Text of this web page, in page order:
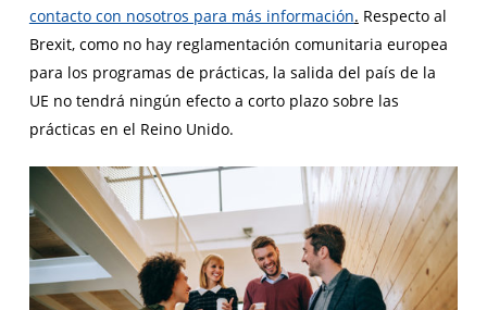
contacto con nosotros para más información. Respecto al
Brexit, como no hay reglamentación comunitaria europea
para los programas de prácticas, la salida del país de la
UE no tendrá ningún efecto a corto plazo sobre las
prácticas en el Reino Unido.